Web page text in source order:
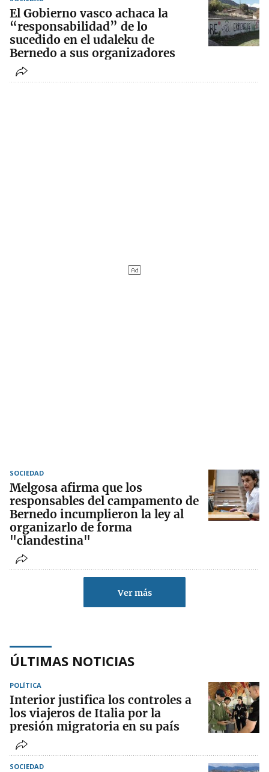
El Gobierno vasco achaca la
“responsabilidad” de lo
sucedido en el udaleku de
Bernedo a sus organizadores
SOCIEDAD
Melgosa afirma que los
responsables del campamento de
Bernedo incumplieron la ley al
organizarlo de forma
"clandestina"
Ver más
ÚLTIMAS NOTICIAS
POLÍTICA
Interior justifica los controles a
los viajeros de Italia por la
presión migratoria en su país
SOCIEDAD